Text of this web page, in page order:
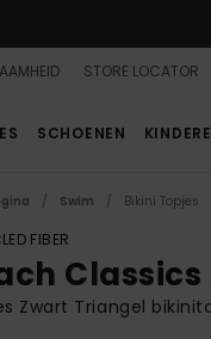
STORE LOCATOR
SCHOENEN
Swim Bikini Topjes
FIBER
Zwart Triangel